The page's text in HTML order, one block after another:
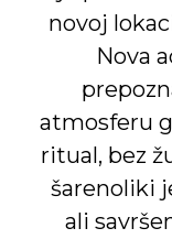
novoj
Nova
atmosferu
ritual, bez
šarenoliki
ali